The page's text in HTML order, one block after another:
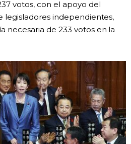
votos, con el apoyo del
legisladores independientes,
necesaria de 233 votos en la